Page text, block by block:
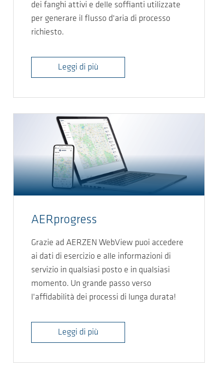
dei fanghi attivi e delle soffianti utilizzate
per generare il flusso d'aria di processo
richiesto.
Leggi di più
AERprogress
Grazie ad AERZEN WebView puoi accedere
ai dati di esercizio e alle informazioni di
servizio in qualsiasi posto e in qualsiasi
momento. Un grande passo verso
l'affidabilità dei processi di lunga durata!
Leggi di più